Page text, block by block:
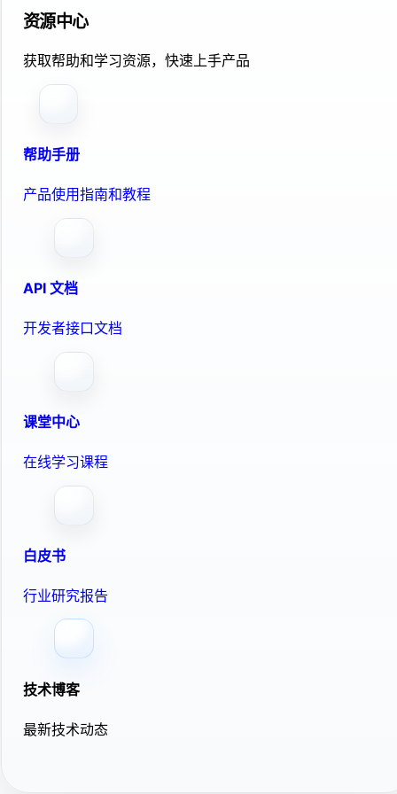
资源中心
获取帮助和学习资源，快速上手产品
帮助手册
产品使用指南和教程
API 文档
开发者接口文档
课堂中心
在线学习课程
白皮书
行业研究报告
技术博客
最新技术动态